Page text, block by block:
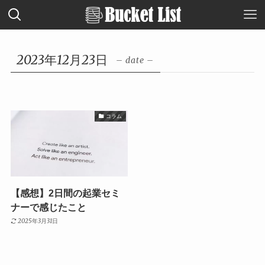
2023年12月23日 – date –
コラム
【感想】2日間の起業セミ
ナーで感じたこと
2025年3月31日